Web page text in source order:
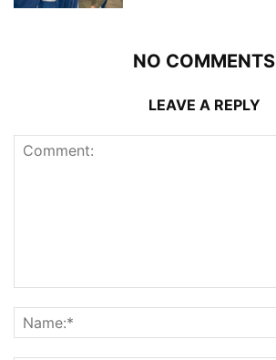
NO COMMENTS
LEAVE A REPLY